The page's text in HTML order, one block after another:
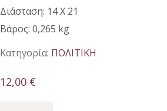
Διάσταση: 14 Χ 21
Βάρος: 0,265 kg
Κατηγορία: ΠΟΛΙΤΙΚΗ
12,00 €